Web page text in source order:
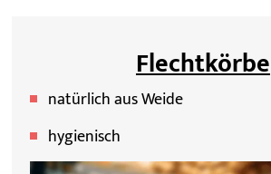
Flechtkörbe
natürlich aus Weide
hygienisch